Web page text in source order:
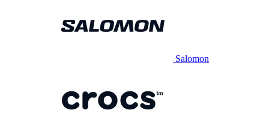
Salomon